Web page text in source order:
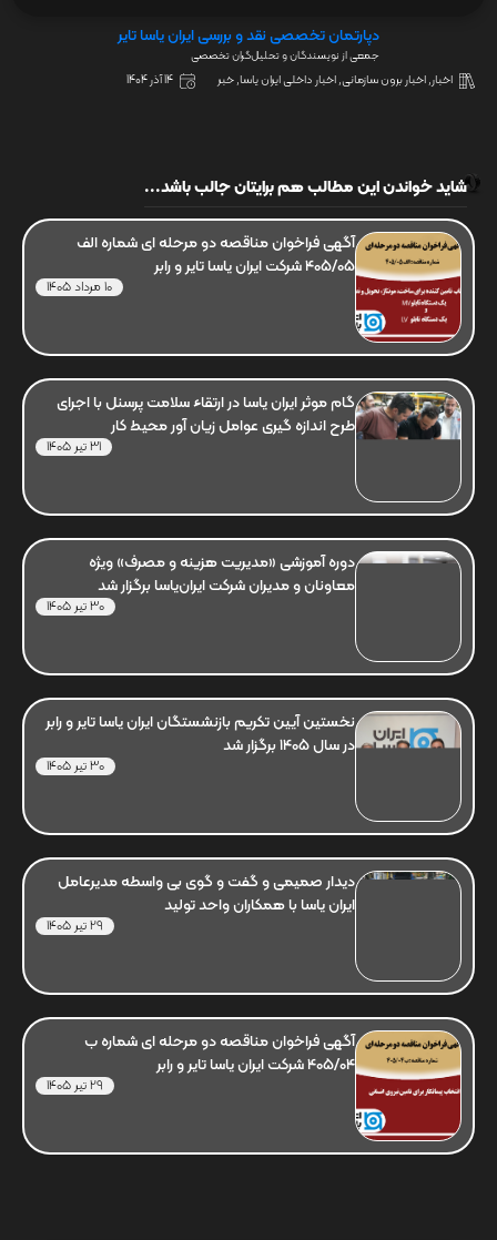
دپارتمان تخصصی نقد و بررسی ایران یاسا تایر
جمعی از نویسندگان و تحلیل‌گران تخصصی
اخبار,اخبار برون سازمانی,اخبار داخلی ایران یاسا,خبر 14 آذر 1404
شاید خواندن این مطالب هم برایتان جالب باشد...
آگهی فراخوان مناقصه دو مرحله ای شماره الف
405/05 شرکت ایران یاسا تایر و رابر
10 مرداد 1405
گام موثر ایران یاسا در ارتقاء سلامت پرسنل با اجرای
طرح اندازه گیری عوامل زیان آور محیط کار
31 تیر 1405
دوره آموزشی «مدیریت هزینه و مصرف» ویژه
معاونان و مدیران شرکت ایران‌یاسا برگزار شد
30 تیر 1405
نخستین آیین تکریم بازنشستگان ایران یاسا تایر و رابر
در سال 1405 برگزار شد
30 تیر 1405
دیدار صمیمی و گفت و گوی بی واسطه مدیرعامل
ایران یاسا با همکاران واحد تولید
29 تیر 1405
آگهی فراخوان مناقصه دو مرحله ای شماره ب
405/04 شرکت ایران یاسا تایر و رابر
29 تیر 1405